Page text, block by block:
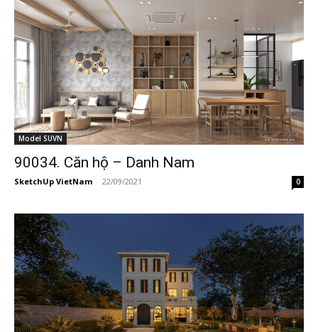
Model SUVN
90034. Căn hộ – Danh Nam
SketchUp VietNam - 22/09/2021 0